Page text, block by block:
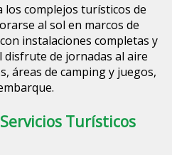
los complejos turísticos de
al sol en marcos de
instalaciones completas y
disfrute de jornadas al aire
áreas de camping y juegos,
Turísticos